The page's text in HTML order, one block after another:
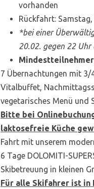
vorhanden
Rückfahrt:
*bei einer
20.02. gegen 22 Uhr
7 Übernachtungen mit
Vitalbuffet,
vegetarisches Menü und
Bitte bei
laktosefreie Küche
Fahrt mit unserem
6 Tage DOLOMITI-
Skibetreuung in kleinen
Für alle Skifahrer ist